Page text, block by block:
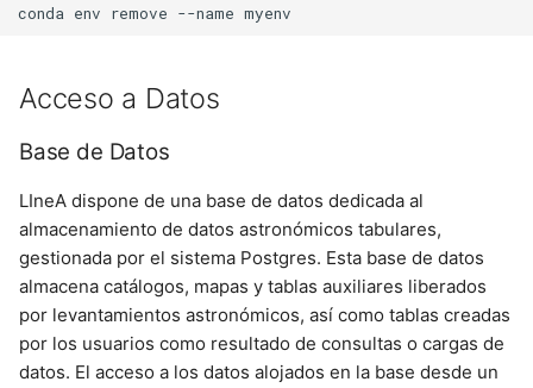
conda env remove --name
Acceso a Datos
Base de Datos
LIneA dispone de una base de datos dedicada al
almacenamiento de datos astronómicos tabulares,
gestionada por el sistema Postgres. Esta base de datos
almacena catálogos, mapas y tablas auxiliares liberados
por levantamientos astronómicos, así como tablas creadas
por los usuarios como resultado de consultas o cargas de
datos. El acceso a los datos alojados en la base desde un